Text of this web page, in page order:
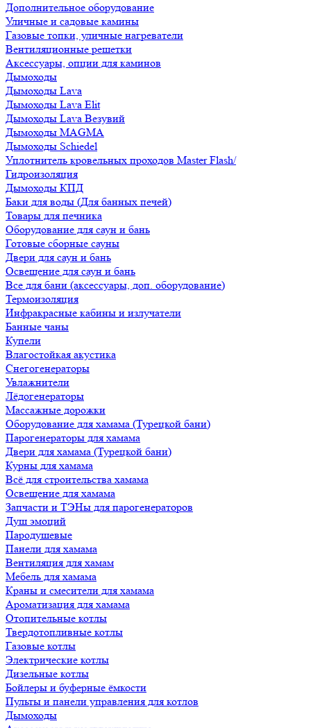
Дополнительное оборудование
Уличные и садовые камины
Газовые топки, уличные нагреватели
Вентиляционные решетки
Аксессуары, опции для каминов
Дымоходы
Дымоходы Lava
Дымоходы Lava Elit
Дымоходы Lava Везувий
Дымоходы MAGMA
Дымоходы Schiedel
Уплотнитель кровельных проходов Master Flash/
Гидроизоляция
Дымоходы КПД
Баки для воды (Для банных печей)
Товары для печника
Оборудование для саун и бань
Готовые сборные сауны
Двери для саун и бань
Освещение для саун и бань
Все для бани (аксессуары, доп. оборудование)
Термоизоляция
Инфракрасные кабины и излучатели
Банные чаны
Купели
Влагостойкая акустика
Снегогенераторы
Увлажнители
Лёдогенераторы
Массажные дорожки
Оборудование для хамама (Турецкой бани)
Парогенераторы для хамама
Двери для хамама (Турецкой бани)
Курны для хамама
Всё для строительства хамама
Освещение для хамама
Запчасти и ТЭНы для парогенераторов
Душ эмоций
Пародушевые
Панели для хамама
Вентиляция для хамам
Мебель для хамама
Краны и смесители для хамама
Ароматизация для хамама
Отопительные котлы
Твердотопливные котлы
Газовые котлы
Электрические котлы
Дизельные котлы
Бойлеры и буферные ёмкости
Пульты и панели управления для котлов
Дымоходы